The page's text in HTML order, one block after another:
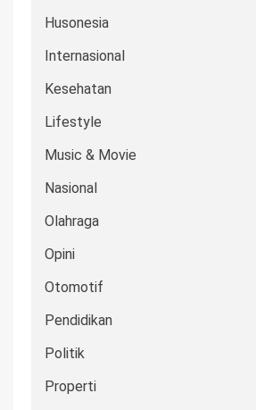
Husonesia
Internasional
Kesehatan
Lifestyle
Music & Movie
Nasional
Olahraga
Opini
Otomotif
Pendidikan
Politik
Properti